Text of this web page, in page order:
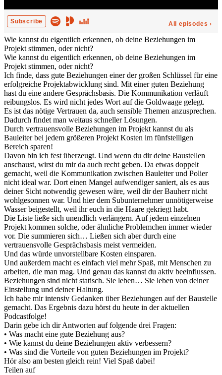
Wie kannst du eigentlich erkennen, ob deine Beziehungen im
Projekt stimmen, oder nicht?
Wie kannst du eigentlich erkennen, ob deine Beziehungen im
Projekt stimmen, oder nicht?
Ich finde, dass gute Beziehungen einer der großen Schlüssel für eine
erfolgreiche Projektabwicklung sind. Mit einer guten Beziehung
hast du eine andere Gesprächsbasis. Die Kommunikation verläuft
reibungslos. Es wird nicht jedes Wort auf die Goldwaage gelegt.
Es ist das nötige Vertrauen da, auch sensible Themen anzusprechen.
Dadurch findet man weitaus schneller Lösungen.
Durch vertrauensvolle Beziehungen im Projekt kannst du als
Bauleiter bei jedem größeren Projekt Kosten im fünfstelligen
Bereich sparen!
Davon bin ich fest überzeugt. Und wenn du dir deine Baustellen
anschaust, wirst du mir da auch recht geben. Da etwas doppelt
gemacht, weil die Kommunikation zwischen Bauleiter und Polier
nicht ideal war. Dort einen Mangel aufwendiger saniert, als es aus
deiner Sicht notwendig gewesen wäre, weil dir der Bauherr nicht
wohlgesonnen war. Und hier dem Subunternehmer unnötigerweise
Wasser beigestellt, weil ihr euch in die Haare gekriegt habt.
Die Liste ließe sich unendlich verlängern. Auf jedem einzelnen
Projekt kommen solche, oder ähnliche Problemchen immer wieder
vor. Die summieren sich… Ließen sich aber durch eine
vertrauensvolle Gesprächsbasis meist vermeiden.
Und das würde unvorstellbare Kosten einsparen.
Und außerdem macht es einfach viel mehr Spaß, mit Menschen zu
arbeiten, die man mag. Und genau das kannst du aktiv beeinflussen.
Beziehungen sind nicht statisch. Sie leben… Sie leben von deiner
Einstellung und deiner Haltung.
Ich habe mir intensiv Gedanken über Beziehungen auf der Baustelle
gemacht. Das Ergebnis dazu hörst du heute in der aktuellen
Podcastfolge!
Darin gebe ich dir Antworten auf folgende drei Fragen:
• Was macht eine gute Beziehung aus?
• Wie kannst du deine Beziehungen aktiv verbessern?
• Was sind die Vorteile von guten Beziehungen im Projekt?
Hör also am besten gleich rein! Viel Spaß dabei!
Teilen auf